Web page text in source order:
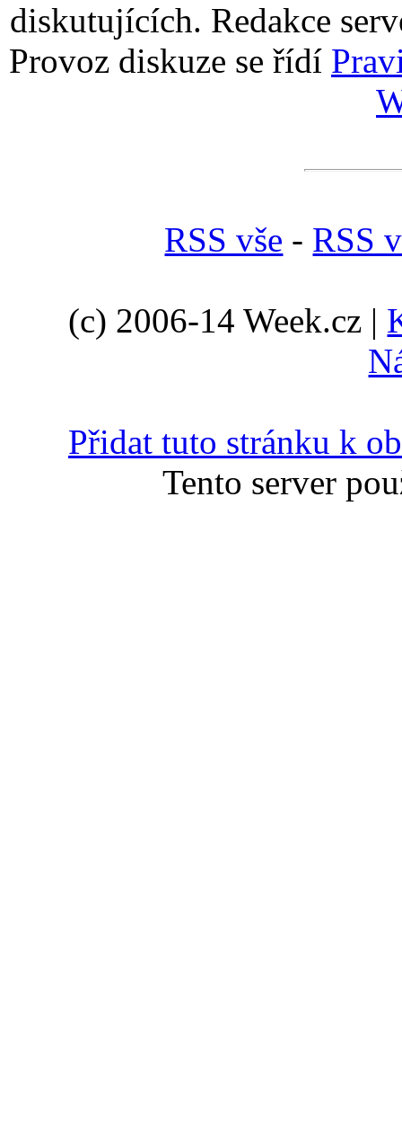
diskutujících. Redakce
Provoz diskuze se řídí
RSS vše - RSS
(c) 2006-14 Week.cz |
Přidat tuto stránku k
Tento server